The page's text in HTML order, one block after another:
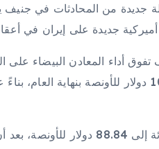
جديدة من المحادثات في
جديدة على إيران في
أداء المعادن البيضاء على
الأربعاء: «هذا يدعم توقعاتنا لسعر الفضة عند 100
وانخفض سعر الفضة الفوري بنسبة 0.6 في